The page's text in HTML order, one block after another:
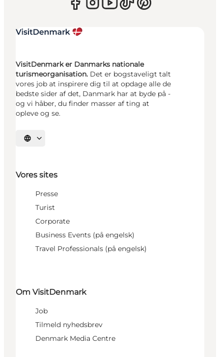
VisitDenmark er Danmarks nationale
turismeorganisation. Det er bogstaveligt talt
vores job at inspirere dig til at opdage alle de
bedste sider af det, Danmark har at byde på -
og vi håber, du finder masser af ting at
opleve og se.
Vælg sprog
Vores sites
Presse
Turist
Corporate
Business Events (på engelsk)
Travel Professionals (på engelsk)
Om VisitDenmark
Job
Tilmeld nyhedsbrev
Denmark Media Centre